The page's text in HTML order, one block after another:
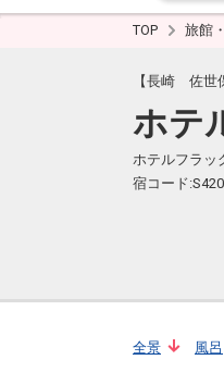
TOP 旅館
【長崎 佐世
ホテ
ホテルフラッ
宿コード
全景 風呂